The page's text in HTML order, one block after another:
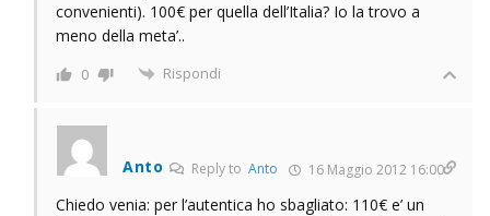
convenienti). 100€ per quella dell’Italia? Io la trovo a
meno della meta’..
0 Rispondi
Anto Reply to Anto 16 Maggio 2012 16:00
Chiedo venia: per l’autentica ho sbagliato: 110€ e’ un